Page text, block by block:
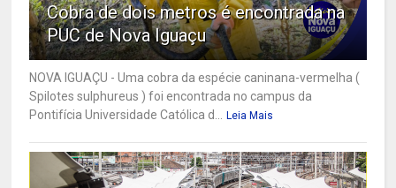
Cobra de dois metros é encontrada na
PUC de Nova Iguaçu
NOVA IGUAÇU - Uma cobra da espécie caninana-vermelha (
Spilotes sulphureus ) foi encontrada no campus da
Pontifícia Universidade Católica d...
Leia Mais